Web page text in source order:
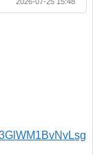
4月 〜 2017年 3月
年 3月 2013...
2026-07-25 15:48